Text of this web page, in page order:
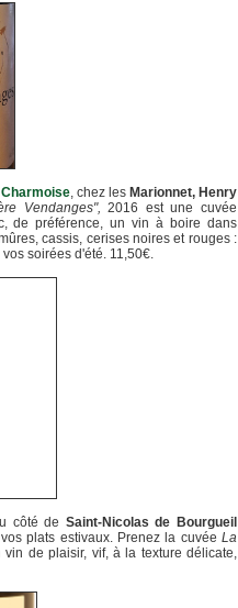
Charmoise, chez les Marionnet, Henry
Vendanges",2016 est une cuvée
de préférence, un vin à boire dans
cassis, cerises noires et rouges :
soirées d'été. 11,50€.
côté de Saint-Nicolas de Bourgueil
plats estivaux. Prenez la cuvée La
de plaisir, vif, à la texture délicate,